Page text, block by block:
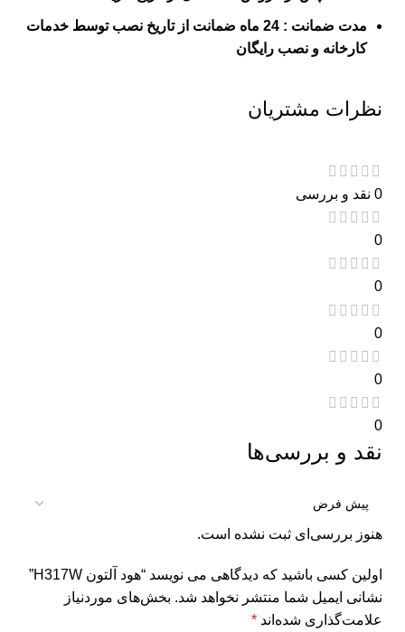
مدت ضمانت
: 24 ماه ضمانت از تاریخ نصب توسط خدمات
کارخانه و نصب رایگان
نظرات مشتریان
0 نقد و بررسی
0
0
0
0
0
نقد و بررسی‌ها
هنوز بررسی‌ای ثبت نشده است.
اولین کسی باشید که دیدگاهی می نویسد “هود آلتون H317W”
نشانی ایمیل شما منتشر نخواهد شد. بخش‌های موردنیاز
علامت‌گذاری شده‌اند *